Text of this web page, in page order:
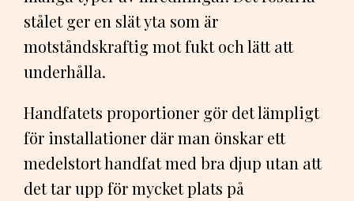
stålet ger en slät yta som är
motståndskraftig mot fukt och lätt att
underhålla.
Handfatets proportioner gör det lämpligt
för installationer där man önskar ett
medelstort handfat med bra djup utan att
det tar upp för mycket plats på